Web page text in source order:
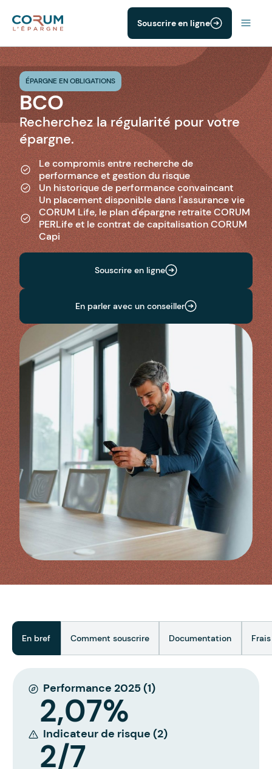
Souscrire en ligne
ÉPARGNE EN OBLIGATIONS
BCO
Recherchez la régularité pour votre
épargne.
Le compromis entre recherche de
performance et gestion du risque
Un historique de performance convaincant
Un placement disponible dans l'assurance vie
CORUM Life, le plan d'épargne retraite CORUM
PERLife et le contrat de capitalisation CORUM
Capi
Souscrire en ligne
En parler avec un conseiller
En bref Comment souscrire Documentation Frais
Performance 2025 (1)
2,07%
Indicateur de risque (2)
2/7